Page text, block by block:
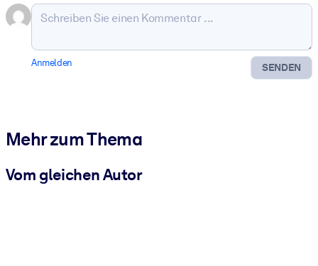
SENDEN
Anmelden
Mehr zum Thema
Vom gleichen Autor